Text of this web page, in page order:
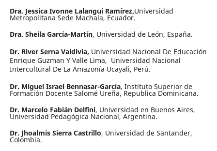
Dra. Jessica Ivonne Lalangui Ramírez,Universidad
Metropolitana Sede Machala, Ecuador.
Dra. Sheila García-Martín, Universidad de León, España.
Dr. River Serna Valdivia, Universidad Nacional De Educación
Enrique Guzman Y Valle Lima, Universidad Nacional
Intercultural De La Amazonía Ucayali, Perú.
Dr. Miguel Israel Bennasar-García, Instituto Superior de
Formación Docente Salomé Ureña, Republica Dominicana.
Dr. Marcelo Fabián Delfini, Universidad en Buenos Aires,
Universidad Pedagógica Nacional, Argentina.
Dr. Jhoalmis Sierra Castrillo, Universidad de Santander,
Colombia.